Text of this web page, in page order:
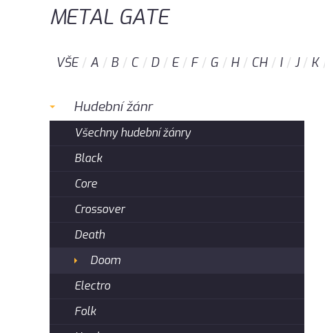
METAL GATE
VŠE A B C D E F G H CH I J K
Hudební žánr
Všechny hudební žánry
Black
Core
Crossover
Death
Doom
Electro
Folk